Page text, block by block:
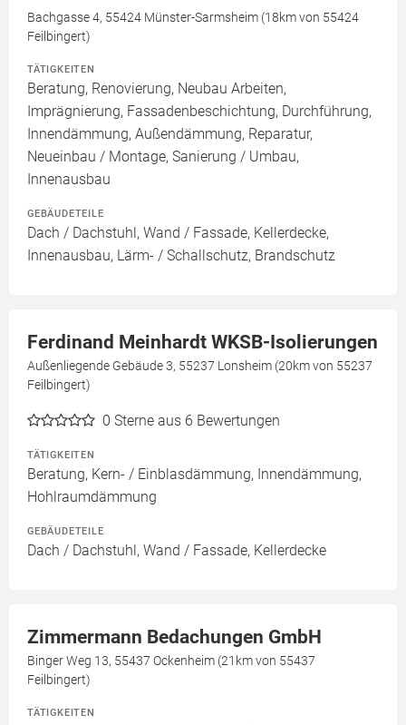
Bachgasse 4, 55424 Münster-Sarmsheim (18km von 55424
Feilbingert)
TÄTIGKEITEN
Beratung, Renovierung, Neubau Arbeiten,
Imprägnierung, Fassadenbeschichtung, Durchführung,
Innendämmung, Außendämmung, Reparatur,
Neueinbau / Montage, Sanierung / Umbau,
Innenausbau
GEBÄUDETEILE
Dach / Dachstuhl, Wand / Fassade, Kellerdecke,
Innenausbau, Lärm- / Schallschutz, Brandschutz
Ferdinand Meinhardt WKSB-Isolierungen
Außenliegende Gebäude 3, 55237 Lonsheim (20km von 55237
Feilbingert)
0 Sterne aus 6 Bewertungen
TÄTIGKEITEN
Beratung, Kern- / Einblasdämmung, Innendämmung,
Hohlraumdämmung
GEBÄUDETEILE
Dach / Dachstuhl, Wand / Fassade, Kellerdecke
Zimmermann Bedachungen GmbH
Binger Weg 13, 55437 Ockenheim (21km von 55437
Feilbingert)
TÄTIGKEITEN